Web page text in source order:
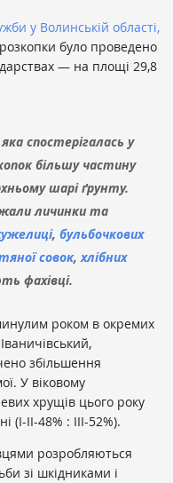
у Волинській області,
було проведено
— на площі 29,8
спостерігалась у
більшу частину
шарі ґрунту.
личинки та
, бульбочкових
совок,хлібних
фахівці.
роком в окремих
збільшення
У віковому
хрущів цього року
ІІ-48% : ІІІ-52%).
розробляються
зі шкідниками і